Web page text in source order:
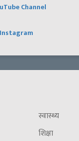
Channel
स्वास्थ्य
शिक्षा